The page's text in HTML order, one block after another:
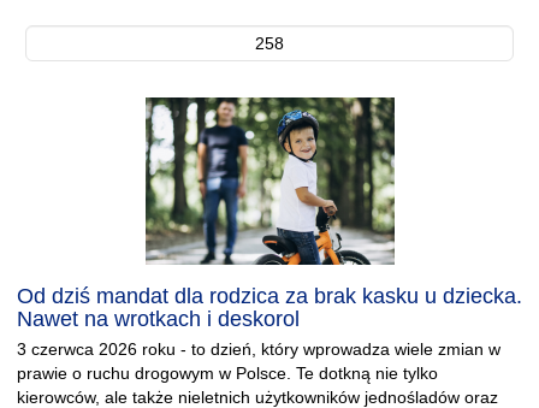
258
Od dziś mandat dla rodzica za brak kasku u dziecka.
Nawet na wrotkach i deskorol
3 czerwca 2026 roku - to dzień, który wprowadza wiele zmian w
prawie o ruchu drogowym w Polsce. Te dotkną nie tylko
kierowców, ale także nieletnich użytkowników jednośladów oraz